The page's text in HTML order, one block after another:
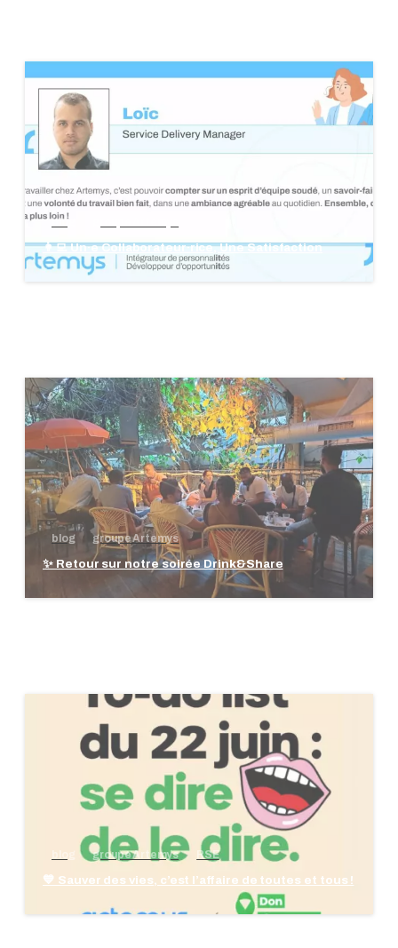
blog
👩‍💻 Un·e Collaborateur·rice, Une Satisfaction
blog groupe Artemys
✨ Retour sur notre soirée Drink&Share
groupe Artemys RSE
💙 Sauver des vies, c’est l’affaire de toutes et tous !